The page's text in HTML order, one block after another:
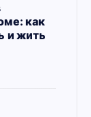
как
и жить